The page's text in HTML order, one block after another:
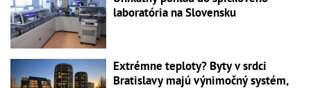
laboratória na Slovensku
Extrémne teploty? Byty v srdci
Bratislavy majú výnimočný systém,